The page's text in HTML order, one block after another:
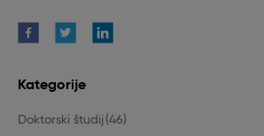
Kategorije
Doktorski študij (46)